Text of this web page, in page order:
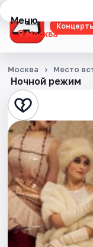
Меню
Москва
Концерты
Театр
Стендап
Выставки
Квесты
Экскурсии
Спорт
Ночной режим
Москва Место